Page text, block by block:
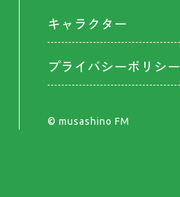
キャラクター
プライバシーポリシー
©︎ musashino FM